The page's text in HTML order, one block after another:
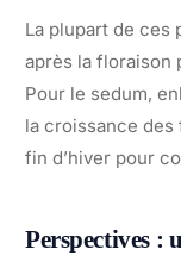
La plupart de ces
après la floraison
Pour le sedum,
la croissance des
fin d’hiver pour
Perspectives :